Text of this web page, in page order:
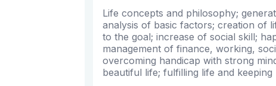
Life concepts and philosophy;
analysis of basic factors; creation of
to the goal; increase of social skill;
management of finance, working,
overcoming handicap with strong
beautiful life; fulfilling life and